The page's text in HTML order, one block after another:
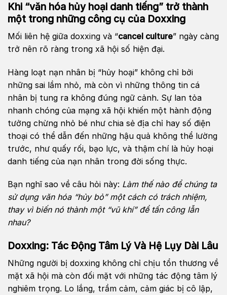
Khi “văn hóa hủy hoại danh tiếng” trở thành
một trong những công cụ của Doxxing
Mối liên hệ giữa doxxing và “cancel culture” ngày càng
trở nên rõ ràng trong xã hội số hiện đại.
Hàng loạt nạn nhân bị “hủy hoại” không chỉ bởi
những sai lầm nhỏ, mà còn vì những thông tin cá
nhân bị tung ra không đúng ngữ cảnh. Sự lan tỏa
nhanh chóng của mạng xã hội khiến một hành động
tưởng chừng nhỏ bé như chia sẻ địa chỉ hay số điện
thoại có thể dẫn đến những hậu quả không thể lường
trước, như quấy rối, bạo lực, và thậm chí là hủy hoại
danh tiếng của nạn nhân trong đời sống thực.
Bạn nghĩ sao về câu hỏi này: Làm thế nào để chúng ta
sử dụng văn hóa “hủy bỏ” một cách có trách nhiệm,
thay vì biến nó thành một “vũ khí” để tấn công lẫn
nhau?
Doxxing: Tác Động Tâm Lý Và Hệ Lụy Dài Lâu
Những người bị doxxing không chỉ chịu tổn thương về
mặt xã hội mà còn đối mặt với những tác động tâm lý
nghiêm trọng. Lo lắng, trầm cảm, cảm giác bị cô lập,